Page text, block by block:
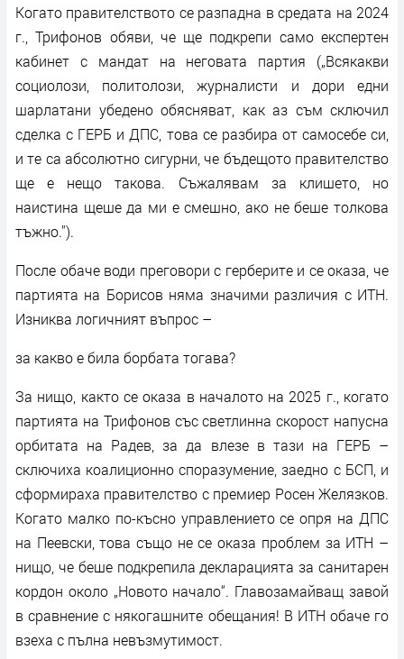
Когато правителството се разпадна в средата на 2024
г., Трифонов обяви, че ще подкрепи само експертен
кабинет с мандат на неговата партия („Всякакви
социолози, политолози, журналисти и дори едни
шарлатани убедено обясняват, как аз съм сключил
сделка с ГЕРБ и ДПС, това се разбира от самосебе си,
и те са абсолютно сигурни, че бъдещото правителство
ще е нещо такова. Съжалявам за клишето, но
наистина щеше да ми е смешно, ако не беше толкова
тъжно.").
После обаче води преговори с герберите и се оказа, че
партията на Борисов няма значими различия с ИТН.
Изниква логичният въпрос –
за какво е била борбата тогава?
За нищо, както се оказа в началото на 2025 г., когато
партията на Трифонов със светлинна скорост напусна
орбитата на Радев, за да влезе в тази на ГЕРБ –
сключиха коалиционно споразумение, заедно с БСП, и
сформираха правителство с премиер Росен Желязков.
Когато малко по-късно управлението се опря на ДПС
на Пеевски, това също не се оказа проблем за ИТН –
нищо, че беше подкрепила декларацията за санитарен
кордон около „Новото начало“. Главозамайващ завой
в сравнение с някогашните обещания! В ИТН обаче го
взеха с пълна невъзмутимост.